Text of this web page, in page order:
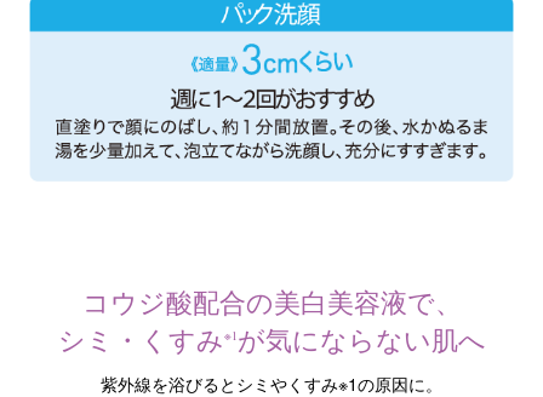
コウジ酸配合の美白美容液で、
シミ・くすみ※1 が気にならない肌へ
紫外線を浴びるとシミやくすみ※1の原因に。